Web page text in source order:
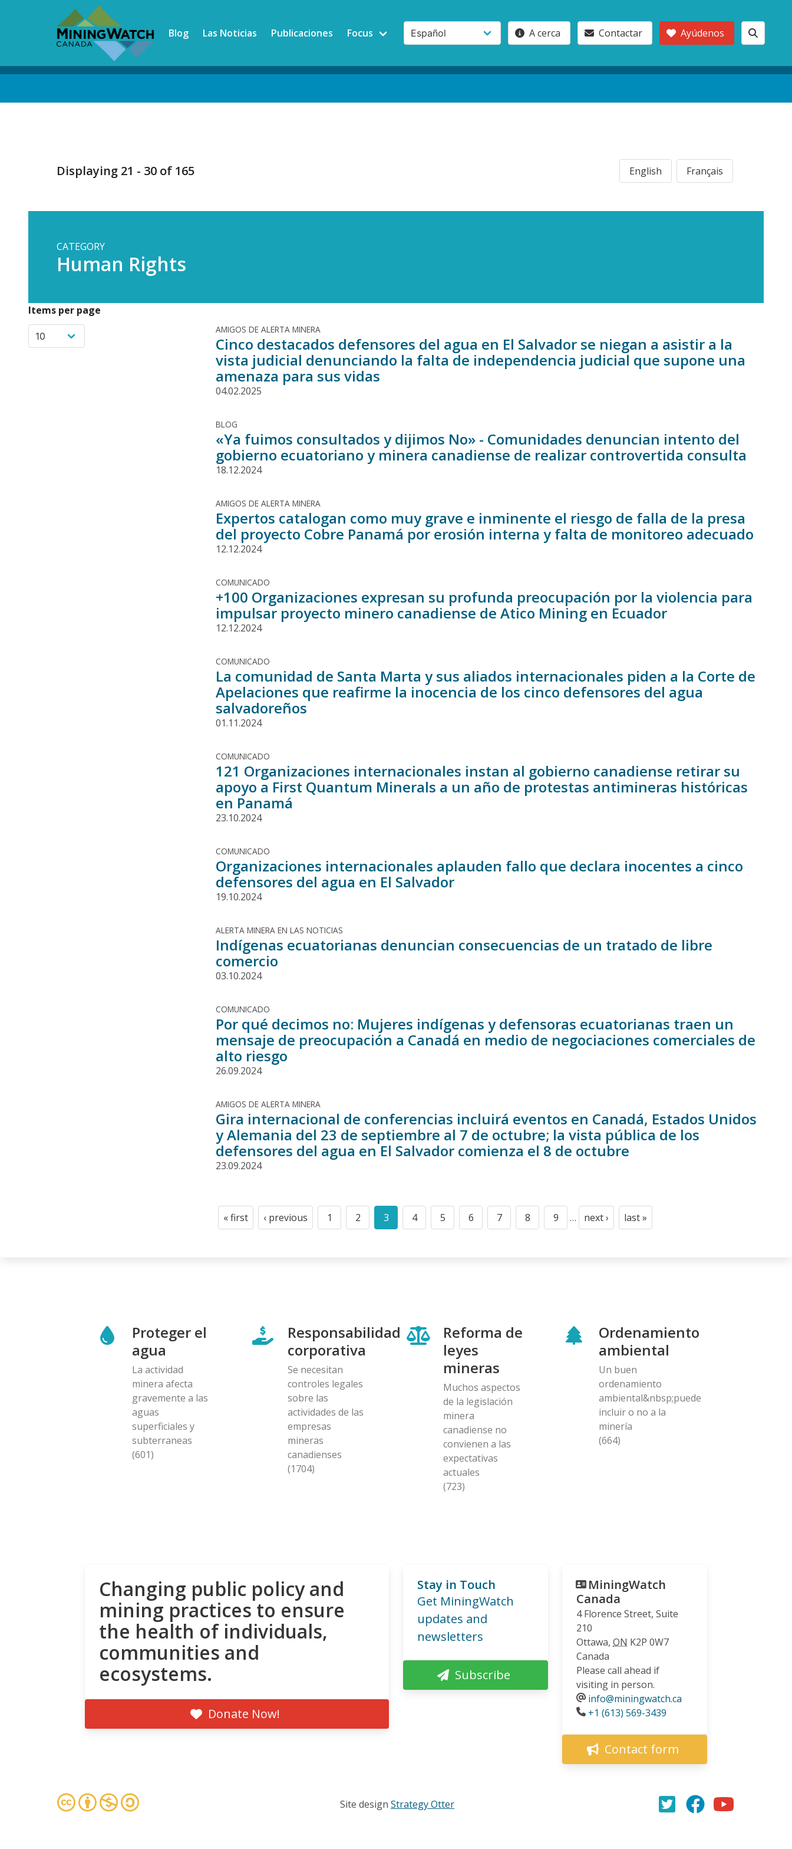
Blog Las Noticias Publicaciones Focus A cerca Contactar Ayúdenos
Displaying 21 - 30 of 165 English Français
CATEGORY
Human Rights
Items per page
AMIGOS DE ALERTA MINERA
Cinco destacados defensores del agua en El Salvador se niegan a asistir a la
vista judicial denunciando la falta de independencia judicial que supone una
amenaza para sus vidas
04.02.2025
BLOG
«Ya fuimos consultados y dijimos No» - Comunidades denuncian intento del
gobierno ecuatoriano y minera canadiense de realizar controvertida consulta
18.12.2024
AMIGOS DE ALERTA MINERA
Expertos catalogan como muy grave e inminente el riesgo de falla de la presa
del proyecto Cobre Panamá por erosión interna y falta de monitoreo adecuado
12.12.2024
COMUNICADO
+100 Organizaciones expresan su profunda preocupación por la violencia para
impulsar proyecto minero canadiense de Atico Mining en Ecuador
12.12.2024
COMUNICADO
La comunidad de Santa Marta y sus aliados internacionales piden a la Corte de
Apelaciones que reafirme la inocencia de los cinco defensores del agua
salvadoreños
01.11.2024
COMUNICADO
121 Organizaciones internacionales instan al gobierno canadiense retirar su
apoyo a First Quantum Minerals a un año de protestas antimineras históricas
en Panamá
23.10.2024
COMUNICADO
Organizaciones internacionales aplauden fallo que declara inocentes a cinco
defensores del agua en El Salvador
19.10.2024
ALERTA MINERA EN LAS NOTICIAS
Indígenas ecuatorianas denuncian consecuencias de un tratado de libre
comercio
03.10.2024
COMUNICADO
Por qué decimos no: Mujeres indígenas y defensoras ecuatorianas traen un
mensaje de preocupación a Canadá en medio de negociaciones comerciales de
alto riesgo
26.09.2024
AMIGOS DE ALERTA MINERA
Gira internacional de conferencias incluirá eventos en Canadá, Estados Unidos
y Alemania del 23 de septiembre al 7 de octubre; la vista pública de los
defensores del agua en El Salvador comienza el 8 de octubre
23.09.2024
Paginación
First
« first
Previous
‹ previous
Page
1
Page
2
Current
3
Page
4
Page
5
Page
6
Page
7
Page
8
Page
9 …
Next
next ›
Last
last »
Proteger el
agua
La actividad
minera afecta
gravemente a las
aguas
superficiales y
subterraneas
(601)
Responsabilidad
corporativa
Se necesitan
controles legales
sobre las
actividades de las
empresas
mineras
canadienses
(1704)
Reforma de
leyes
mineras
Muchos aspectos
de la legislación
minera
canadiense no
convienen a las
expectativas
actuales
(723)
Ordenamiento
ambiental
Un buen
ordenamiento
ambiental&nbsp;puede
incluir o no a la
minería
(664)
Changing public policy and
mining practices to ensure
the health of individuals,
communities and
ecosystems.
Donate Now!
Stay in Touch
Get MiningWatch
updates and
newsletters
Subscribe
MiningWatch
Canada
4 Florence Street, Suite
210
Ottawa, ON K2P 0W7
Canada
Please call ahead if
visiting in person.
info@miningwatch.ca
Phone
+1 (613) 569-3439
Contact form
Site design Strategy Otter